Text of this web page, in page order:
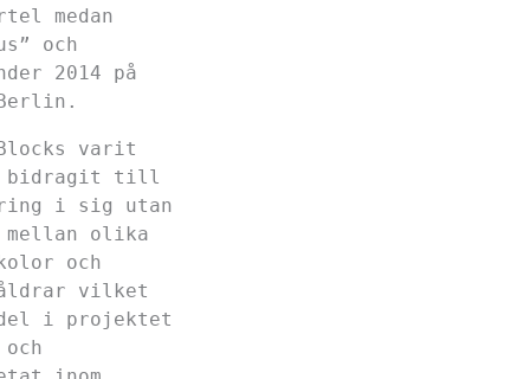
medan
och
2014 på
varit
bidragit till
i sig utan
mellan olika
och
vilket
i projektet